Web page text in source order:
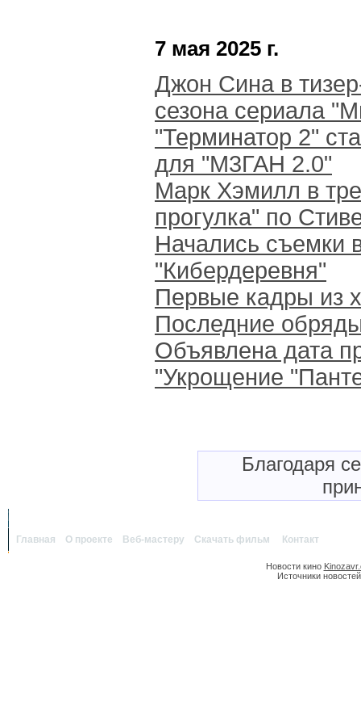
7 мая 2025 г.
Джон Сина в
сезона сериала
"Терминатор 2"
для "М3ГАН 2.0"
Марк Хэмилл в
прогулка" по
Начались съемки
"Кибердеревня"
Первые кадры из
Последние
Объявлена дата
"Укрощение
Благодаря
Главная О проекте Веб-мастеру Скачать фильм Контакт
Новости кино
Источники